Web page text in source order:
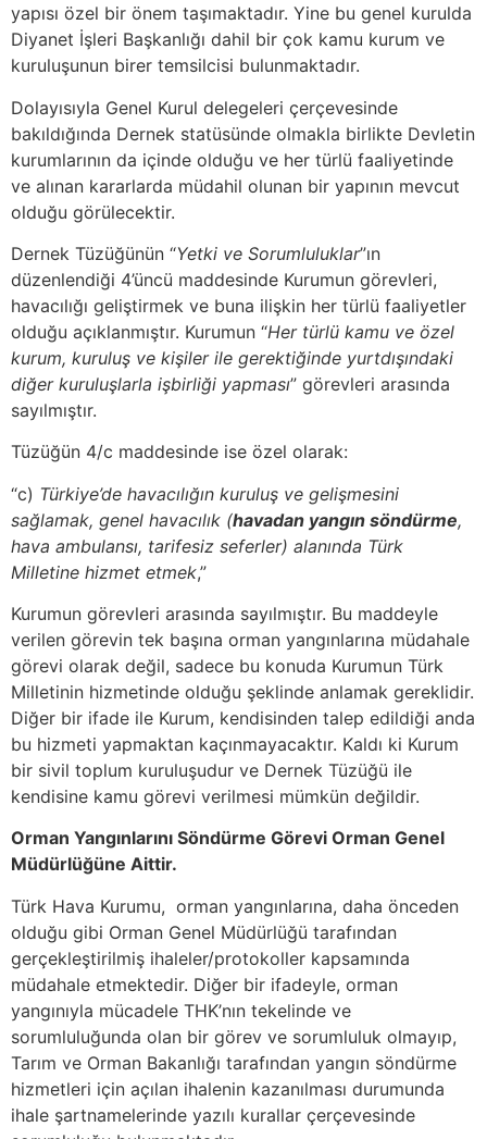
yapısı özel bir önem taşımaktadır. Yine bu genel kurulda
Diyanet İşleri Başkanlığı dahil bir çok kamu kurum ve
kuruluşunun birer temsilcisi bulunmaktadır.
Dolayısıyla Genel Kurul delegeleri çerçevesinde
bakıldığında Dernek statüsünde olmakla birlikte Devletin
kurumlarının da içinde olduğu ve her türlü faaliyetinde
ve alınan kararlarda müdahil olunan bir yapının mevcut
olduğu görülecektir.
Dernek Tüzüğünün “Yetki ve Sorumluluklar”ın
düzenlendiği 4’üncü maddesinde Kurumun görevleri,
havacılığı geliştirmek ve buna ilişkin her türlü faaliyetler
olduğu açıklanmıştır. Kurumun “Her türlü kamu ve özel
kurum, kuruluş ve kişiler ile gerektiğinde yurtdışındaki
diğer kuruluşlarla işbirliği yapması” görevleri arasında
sayılmıştır.
Tüzüğün 4/c maddesinde ise özel olarak:
“c) Türkiye’de havacılığın kuruluş ve gelişmesini
sağlamak, genel havacılık (havadan yangın söndürme,
hava ambulansı, tarifesiz seferler) alanında Türk
Milletine hizmet etmek,”
Kurumun görevleri arasında sayılmıştır. Bu maddeyle
verilen görevin tek başına orman yangınlarına müdahale
görevi olarak değil, sadece bu konuda Kurumun Türk
Milletinin hizmetinde olduğu şeklinde anlamak gereklidir.
Diğer bir ifade ile Kurum, kendisinden talep edildiği anda
bu hizmeti yapmaktan kaçınmayacaktır. Kaldı ki Kurum
bir sivil toplum kuruluşudur ve Dernek Tüzüğü ile
kendisine kamu görevi verilmesi mümkün değildir.
Orman Yangınlarını Söndürme Görevi Orman Genel
Müdürlüğüne Aittir.
Türk Hava Kurumu, orman yangınlarına, daha önceden
olduğu gibi Orman Genel Müdürlüğü tarafından
gerçekleştirilmiş ihaleler/protokoller kapsamında
müdahale etmektedir. Diğer bir ifadeyle, orman
yangınıyla mücadele THK’nın tekelinde ve
sorumluluğunda olan bir görev ve sorumluluk olmayıp,
Tarım ve Orman Bakanlığı tarafından yangın söndürme
hizmetleri için açılan ihalenin kazanılması durumunda
ihale şartnamelerinde yazılı kurallar çerçevesinde